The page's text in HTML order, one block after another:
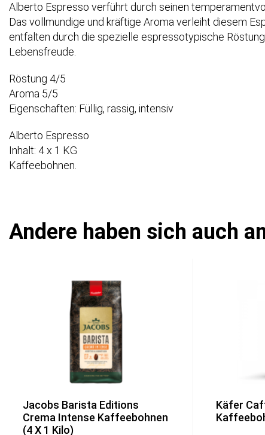
Alberto Espresso verführt durch seinen
Das vollmundige und kräftige Aroma verleiht diesem
entfalten durch die spezielle espressotypische
Lebensfreude.
Röstung 4/5
Aroma 5/5
Eigenschaften: Füllig, rassig, intensiv
Alberto Espresso
Inhalt: 4 x 1 KG
Kaffeebohnen.
Andere haben sich auch
Jacobs Barista Editions
Crema Intense Kaffeebohnen
(4 X 1 Kilo)
Käfer